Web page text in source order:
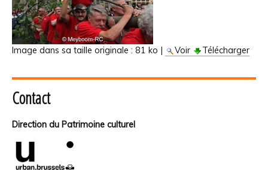
Image dans sa taille originale : 81 ko | Voir Télécharger
Contact
Direction du Patrimoine culturel